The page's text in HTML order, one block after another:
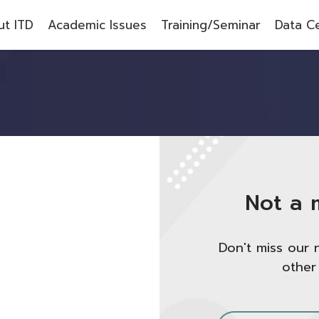
ITD Academic Issues Training/Seminar Data
Not a
Don't miss our